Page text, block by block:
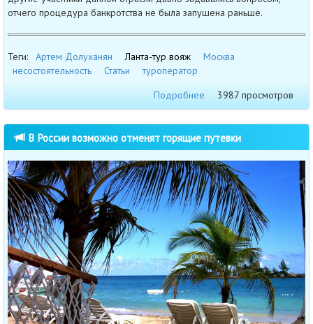
отчего процедура банкротства не была запушена раньше.
Теги: Артем Долуханян Ланта-тур вояж
Москва
несостоятельность
Статьи
туроператор
Подробнее
3987 просмотров
В России возможно отменят горящие путевки